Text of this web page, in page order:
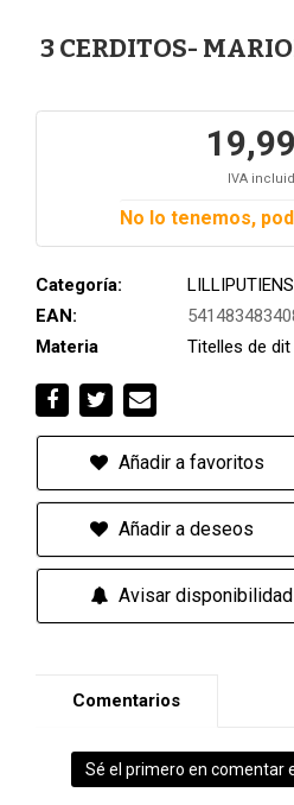
3 CERDITOS-
IVA
No lo tenemos,
Categoría:
LILLIPUTIENS
EAN:
Materia
Titelles de dit
Añadir a favoritos
Añadir a deseos
Avisar disponibilidad
Comentarios
Sé el primero en comentar